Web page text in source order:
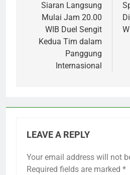
Siaran Langsung
Mulai Jam 20.00
WIB Duel Sengit
Kedua Tim dalam
Panggung
Internasional
LEAVE A REPLY
Your email address will not
Required fields are marked *